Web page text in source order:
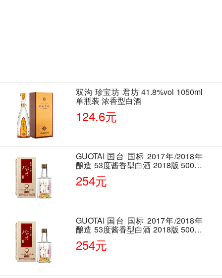
双沟 珍宝坊 君坊 41.8%vol 1050ml
单瓶装 浓香型白酒
124.6元
GUOTAI 国台 国标 2017年/2018年
酿造 53度酱香型白酒 2018版 500ml
单瓶装
254元
GUOTAI 国台 国标 2017年/2018年
酿造 53度酱香型白酒 2018版 500ml
单瓶装
254元